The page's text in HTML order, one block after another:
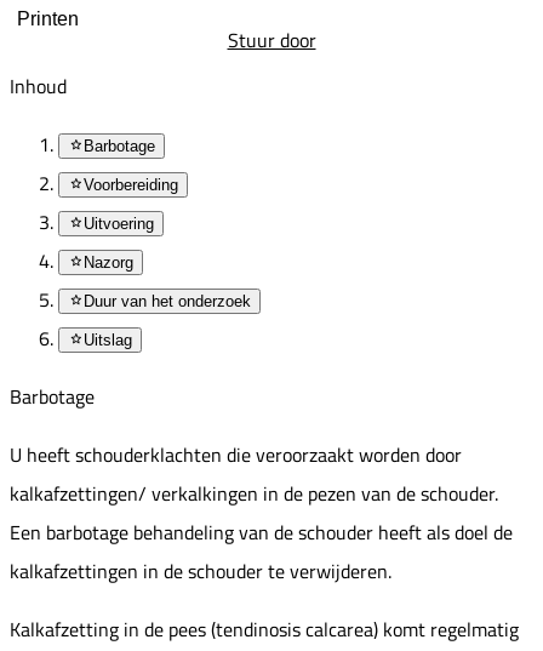
Printen
Stuur door
Inhoud
Barbotage
Voorbereiding
Uitvoering
Nazorg
Duur van het onderzoek
Uitslag
Barbotage
U heeft schouderklachten die veroorzaakt worden door
kalkafzettingen/ verkalkingen in de pezen van de schouder.
Een barbotage behandeling van de schouder heeft als doel de
kalkafzettingen in de schouder te verwijderen.
Kalkafzetting in de pees (tendinosis calcarea) komt regelmatig